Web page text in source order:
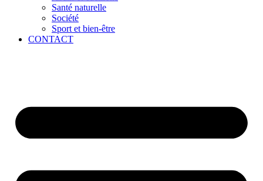
Santé naturelle
Société
Sport et bien-être
CONTACT